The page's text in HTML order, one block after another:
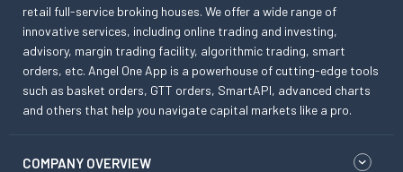
retail full-service broking houses. We offer a wide range of
innovative services, including online trading and investing,
advisory, margin trading facility, algorithmic trading, smart
orders, etc. Angel One App is a powerhouse of cutting-edge tools
such as basket orders, GTT orders, SmartAPI, advanced charts
and others that help you navigate capital markets like a pro.
COMPANY OVERVIEW